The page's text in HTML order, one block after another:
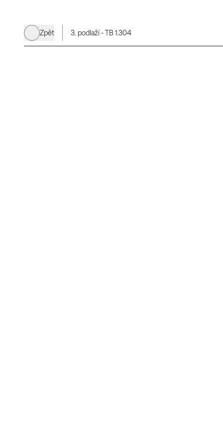
Zpět 3. podlaží - TB 1.304